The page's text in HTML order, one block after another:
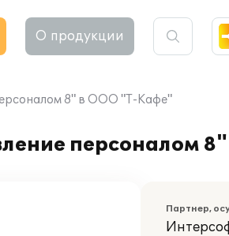
О продукции
8" в ООО "Т-Кафе"
персоналом
Партнер,